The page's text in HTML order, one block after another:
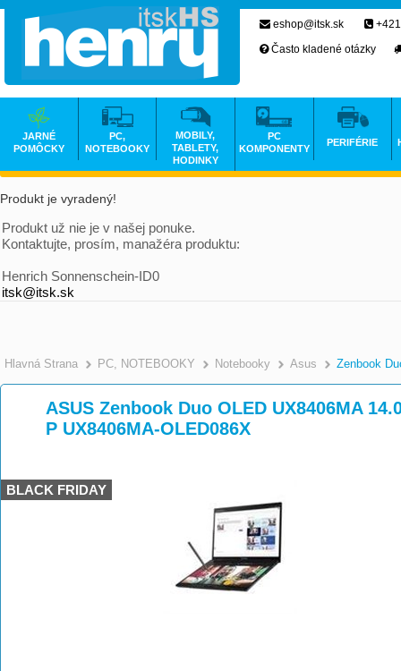
Produkt je vyradený!
Produkt už nie je v našej ponuke.
Kontaktujte, prosím, manažéra produktu:
Henrich Sonnenschein-ID0
itsk@itsk.sk
Hlavná Strana >
PC, NOTEBOOKY >
Notebooky >
Asus Zenbook
ASUS Zenbook Duo OLED UX8406MA
P UX8406MA-OLED086X
BLACK FRIDAY
eshop@itsk.sk
Často kladené otázky
JARNÉ
POMÔCKY
PC,
NOTEBOOKY
MOBILY,
TABLETY,
HODINKY
PC
KOMPONENTY
PERIFÉRIE